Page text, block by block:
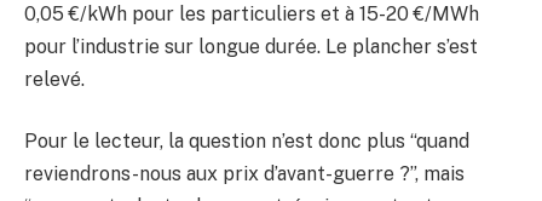
0,05 €/kWh pour les particuliers et à 15-20 €/MWh
pour l’industrie sur longue durée. Le plancher s’est
relevé.
Pour le lecteur, la question n’est donc plus “quand
reviendrons-nous aux prix d’avant-guerre ?”, mais